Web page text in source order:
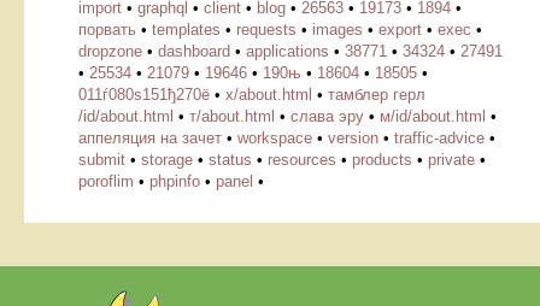
import • graphql • client • blog • 26563 • 19173 • 1894 •
порвать • templates • requests • images • export • exec •
dropzone • dashboard • applications • 38771 • 34324 • 27491
• 25534 • 21079 • 19646 • 190њ • 18604 • 18505 •
011ѓ080ѕ151ђ270ё • х/about.html • тамблер герл
/id/about.html • т/about.html • слава эру • м/id/about.html •
аппеляция на зачет • workspace • version • traffic-advice •
submit • storage • status • resources • products • private •
poroflim • phpinfo • panel •